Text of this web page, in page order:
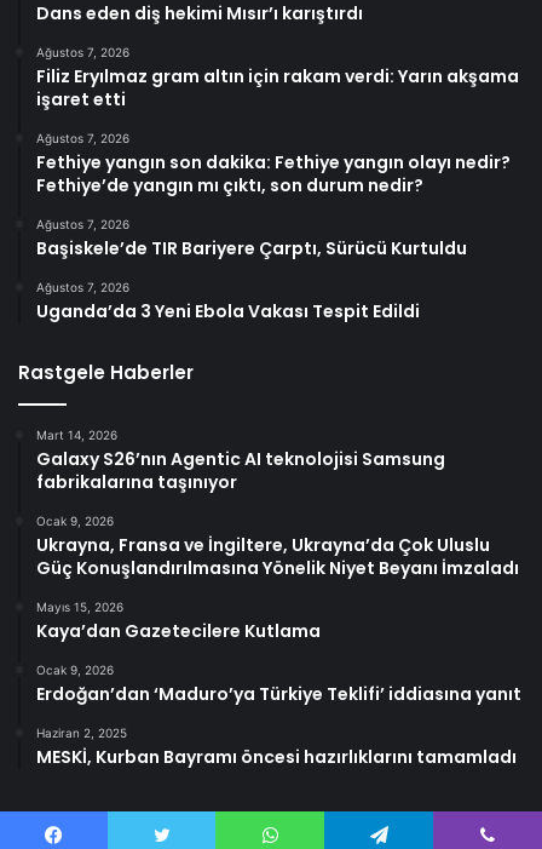
Dans eden diş hekimi Mısır’ı karıştırdı
Ağustos 7, 2026
Filiz Eryılmaz gram altın için rakam verdi: Yarın akşama
işaret etti
Ağustos 7, 2026
Fethiye yangın son dakika: Fethiye yangın olayı nedir?
Fethiye’de yangın mı çıktı, son durum nedir?
Ağustos 7, 2026
Başiskele’de TIR Bariyere Çarptı, Sürücü Kurtuldu
Ağustos 7, 2026
Uganda’da 3 Yeni Ebola Vakası Tespit Edildi
Rastgele Haberler
Mart 14, 2026
Galaxy S26’nın Agentic AI teknolojisi Samsung
fabrikalarına taşınıyor
Ocak 9, 2026
Ukrayna, Fransa ve İngiltere, Ukrayna’da Çok Uluslu
Güç Konuşlandırılmasına Yönelik Niyet Beyanı İmzaladı
Mayıs 15, 2026
Kaya’dan Gazetecilere Kutlama
Ocak 9, 2026
Erdoğan’dan ‘Maduro’ya Türkiye Teklifi’ iddiasına yanıt
Haziran 2, 2025
MESKİ, Kurban Bayramı öncesi hazırlıklarını tamamladı